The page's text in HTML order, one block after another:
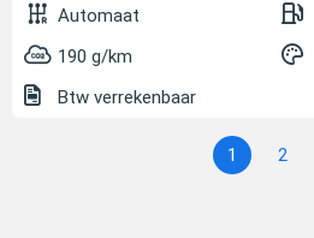
Automaat
190 g/km
Btw verrekenbaar
1 2